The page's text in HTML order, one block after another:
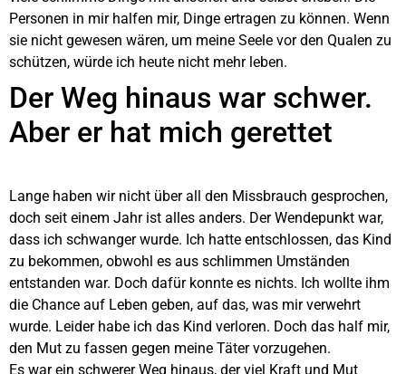
Personen in mir halfen mir, Dinge ertragen zu können. Wenn
sie nicht gewesen wären, um meine Seele vor den Qualen zu
schützen, würde ich heute nicht mehr leben.
Der Weg hinaus war schwer.
Aber er hat mich gerettet
Lange haben wir nicht über all den Missbrauch gesprochen,
doch seit einem Jahr ist alles anders. Der Wendepunkt war,
dass ich schwanger wurde. Ich hatte entschlossen, das Kind
zu bekommen, obwohl es aus schlimmen Umständen
entstanden war. Doch dafür konnte es nichts. Ich wollte ihm
die Chance auf Leben geben, auf das, was mir verwehrt
wurde. Leider habe ich das Kind verloren. Doch das half mir,
den Mut zu fassen gegen meine Täter vorzugehen.
Es war ein schwerer Weg hinaus, der viel Kraft und Mut